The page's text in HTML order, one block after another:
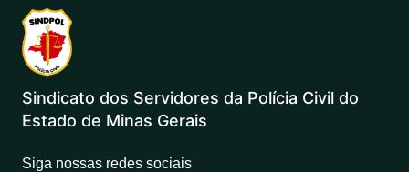
Sindicato dos Servidores da Polícia Civil do
Estado de Minas Gerais
Siga nossas redes sociais